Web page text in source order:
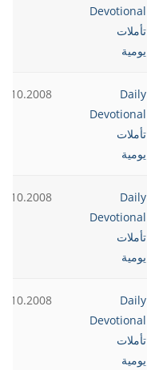
Devotional
تأملات
يومية
Daily
Devotional
تأملات
يومية
Daily
Devotional
تأملات
يومية
Daily
Devotional
تأملات
يومية